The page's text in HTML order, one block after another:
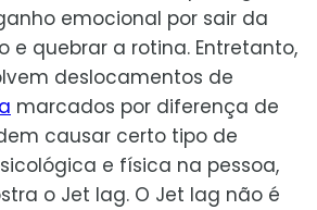
emocional por sair da
e quebrar a rotina. Entretanto,
deslocamentos de
marcados por diferença de
causar certo tipo de
e física na pessoa,
o Jet lag. O Jet lag não é